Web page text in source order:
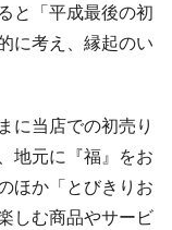
と「平成最後の初
に考え、縁起のい
に当店での初売り
地元に『福』をお
ほか「とびきりお
しむ商品やサービ